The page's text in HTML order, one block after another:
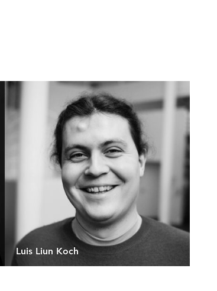
Luis Liun Koch